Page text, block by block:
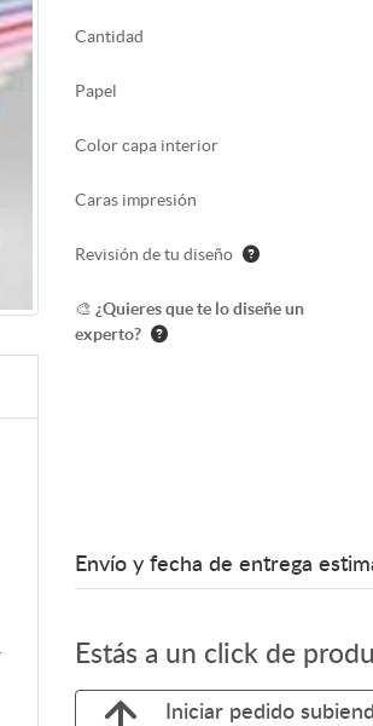
Cantidad
Papel
Color capa interior
Caras impresión
Revisión de tu diseño
🎨 ¿Quieres que te lo diseñe un
experto?
Envío y fecha de entrega
Estás a un click de
Iniciar pedido